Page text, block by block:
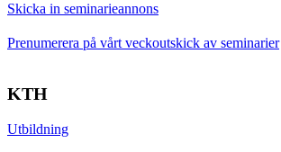
Skicka in seminarieannons
Prenumerera på vårt veckoutskick av seminarier
KTH
Utbildning